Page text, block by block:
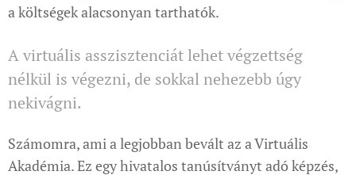
a költségek alacsonyan tarthatók.
A virtuális asszisztenciát lehet végzettség
nélkül is végezni, de sokkal nehezebb úgy
nekivágni.
Számomra, ami a legjobban bevált az a Virtuális
Akadémia. Ez egy hivatalos tanúsítványt adó képzés,